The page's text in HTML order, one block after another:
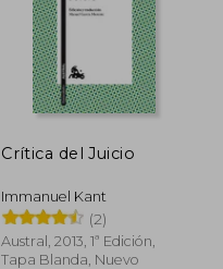
40%
dcto.
Crítica del Juicio
Immanuel Kant
(2)
Austral, 2013, 1ª Edición,
Tapa Blanda, Nuevo